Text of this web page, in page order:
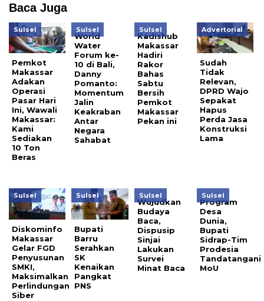
Baca Juga
Sulsel
Pemkot
Makassar
Adakan
Operasi
Pasar Hari
Ini, Wawali
Makassar:
Kami
Sediakan
10 Ton
Beras
Sulsel
World
Water
Forum ke-
10 di Bali,
Danny
Pomanto:
Momentum
Jalin
Keakraban
Antar
Negara
Sahabat
Sulsel
Kadishub
Makassar
Hadiri
Rakor
Bahas
Sabtu
Bersih
Pemkot
Makassar
Pekan ini
Advertorial
Sudah
Tidak
Relevan,
DPRD Wajo
Sepakat
Hapus
Perda Jasa
Konstruksi
Lama
Sulsel
Diskominfo
Makassar
Gelar FGD
Penyusunan
SMKI,
Maksimalkan
Perlindungan
Siber
Sulsel
Bupati
Barru
Serahkan
SK
Kenaikan
Pangkat
PNS
Sulsel
Wujudkan
Budaya
Baca,
Dispusip
Sinjai
Lakukan
Survei
Minat Baca
Sulsel
Program
Desa
Dunia,
Bupati
Sidrap-Tim
Prodesia
Tandatangani
MoU